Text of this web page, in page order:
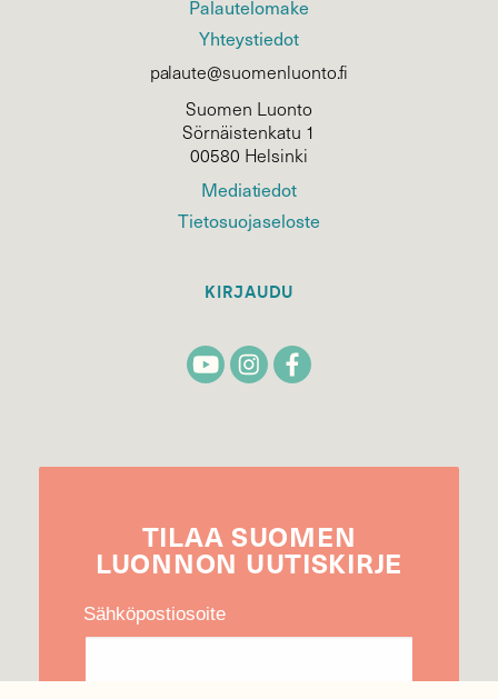
Palautelomake
Yhteystiedot
palaute@suomenluonto.fi
Suomen Luonto
Sörnäistenkatu 1
00580 Helsinki
Mediatiedot
Tietosuojaseloste
KIRJAUDU
TILAA SUOMEN
LUONNON UUTIS­KIRJE
Sähköpostiosoite